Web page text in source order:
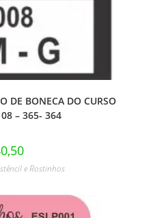
DE BONECA DO CURSO
08 – 365- 364
e Rostinhos